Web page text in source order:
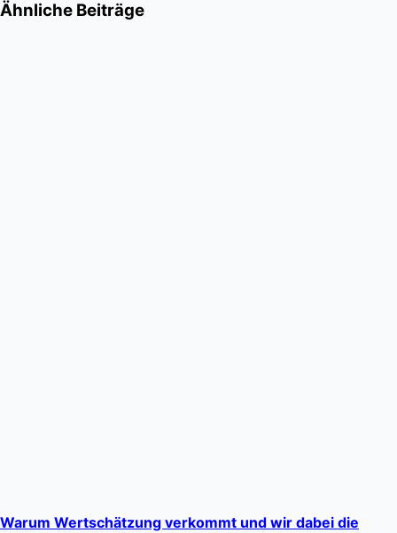
Ähnliche Beiträge
Warum Wertschätzung verkommt und wir dabei die